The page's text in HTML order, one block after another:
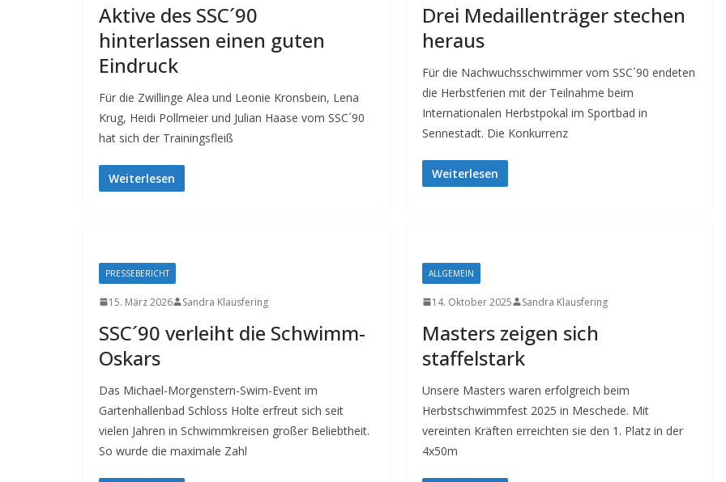
Aktive des SSC´90
hinterlassen einen guten
Eindruck
Für die Zwillinge Alea und Leonie Kronsbein, Lena
Krug, Heidi Pollmeier und Julian Haase vom SSC´90
hat sich der Trainingsfleiß
Weiterlesen
Drei Medaillenträger stechen
heraus
Für die Nachwuchsschwimmer vom SSC´90 endeten
die Herbstferien mit der Teilnahme beim
Internationalen Herbstpokal im Sportbad in
Sennestadt. Die Konkurrenz
Weiterlesen
PRESSEBERICHT
15. März 2026 Sandra Klausfering
SSC´90 verleiht die Schwimm-
Oskars
Das Michael-Morgenstern-Swim-Event im
Gartenhallenbad Schloss Holte erfreut sich seit
vielen Jahren in Schwimmkreisen großer Beliebtheit.
So wurde die maximale Zahl
ALLGEMEIN
14. Oktober 2025 Sandra Klausfering
Masters zeigen sich
staffelstark
Unsere Masters waren erfolgreich beim
Herbstschwimmfest 2025 in Meschede. Mit
vereinten Kräften erreichten sie den 1. Platz in der
4x50m